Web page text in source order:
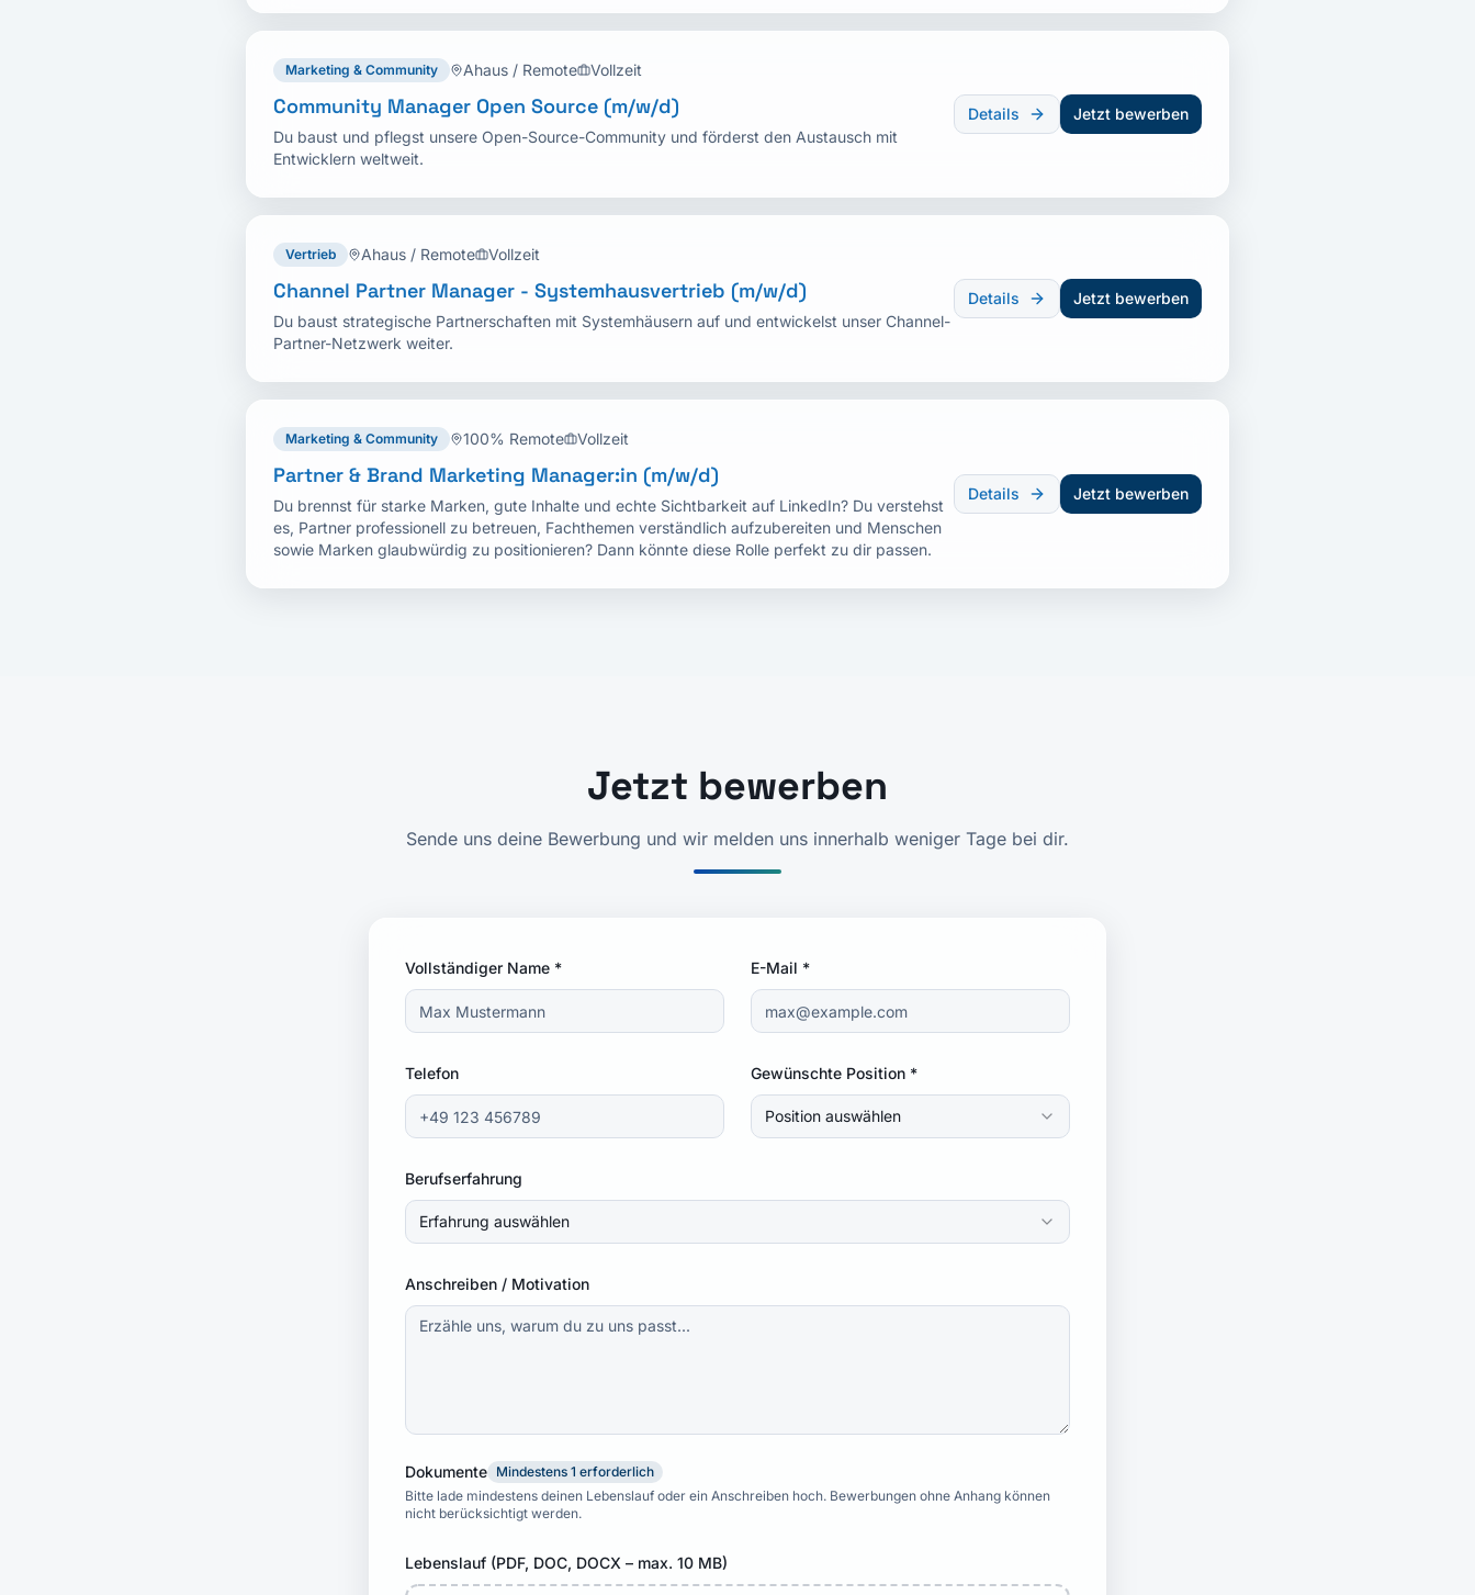
Marketing & Community Ahaus / Remote Vollzeit
Community Manager Open Source (m/w/d)
Du baust und pflegst unsere Open-Source-Community und förderst den Austausch mit
Entwicklern weltweit.
Details Jetzt bewerben
Vertrieb Ahaus / Remote Vollzeit
Channel Partner Manager - Systemhausvertrieb (m/w/d)
Du baust strategische Partnerschaften mit Systemhäusern auf und entwickelst unser Channel-
Partner-Netzwerk weiter.
Details Jetzt bewerben
Marketing & Community 100% Remote Vollzeit
Partner & Brand Marketing Manager:in (m/w/d)
Du brennst für starke Marken, gute Inhalte und echte Sichtbarkeit auf LinkedIn? Du verstehst
es, Partner professionell zu betreuen, Fachthemen verständlich aufzubereiten und Menschen
sowie Marken glaubwürdig zu positionieren? Dann könnte diese Rolle perfekt zu dir passen.
Details Jetzt bewerben
Jetzt bewerben
Sende uns deine Bewerbung und wir melden uns innerhalb weniger Tage bei dir.
Vollständiger Name * E-Mail *
Telefon Gewünschte Position *
Position auswählen
Berufserfahrung
Erfahrung auswählen
Anschreiben / Motivation
Dokumente Mindestens 1 erforderlich
Bitte lade mindestens deinen Lebenslauf oder ein Anschreiben hoch. Bewerbungen ohne Anhang können
nicht berücksichtigt werden.
Lebenslauf (PDF, DOC, DOCX – max. 10 MB)